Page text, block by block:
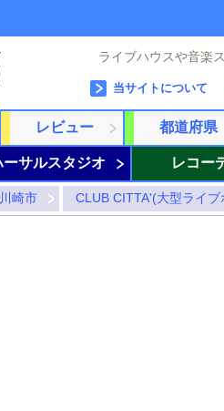
ライブハウスや音楽
当サイトについて
レビュー 都道府県
ーサルスタジオ レコー
川崎市 CLUB CITTA'(大型ライブ